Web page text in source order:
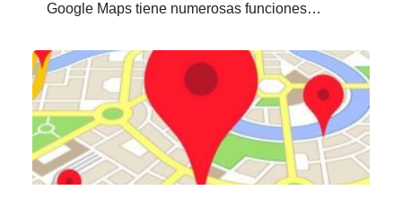
Google Maps tiene numerosas funciones…